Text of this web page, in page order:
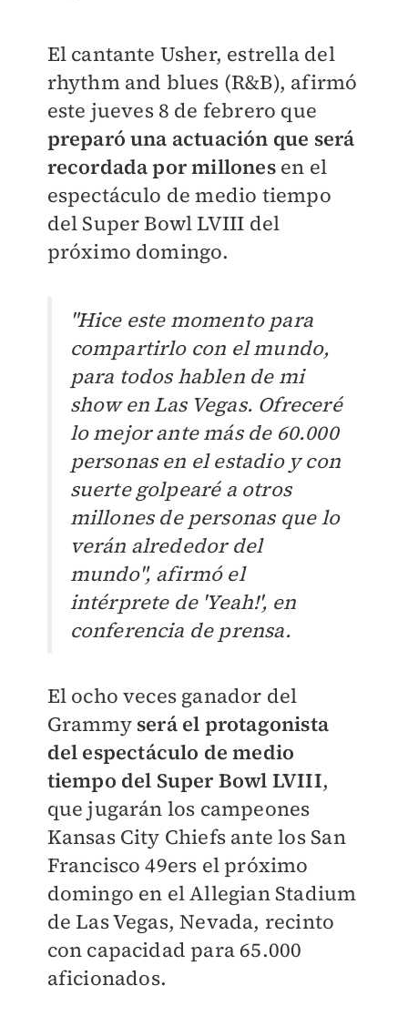
El cantante Usher, estrella del
rhythm and blues (R&B), afirmó
este jueves 8 de febrero que
preparó una actuación que será
recordada por millones en el
espectáculo de medio tiempo
del Super Bowl LVIII del
próximo domingo.
"Hice este momento para
compartirlo con el mundo,
para todos hablen de mi
show en Las Vegas. Ofreceré
lo mejor ante más de 60.000
personas en el estadio y con
suerte golpearé a otros
millones de personas que lo
verán alrededor del
mundo", afirmó el
intérprete de 'Yeah!', en
conferencia de prensa.
El ocho veces ganador del
Grammyserá el protagonista
del espectáculo de medio
tiempo del Super Bowl LVIII,
que jugarán los campeones
Kansas City Chiefs ante los San
Francisco 49ers el próximo
domingo en el Allegian Stadium
de Las Vegas, Nevada, recinto
con capacidad para 65.000
aficionados.